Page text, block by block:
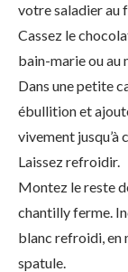
votre saladier au
Cassez le
bain-marie ou au
Dans une petite
ébullition et
vivement jusqu’à
Laissez refroidir.
Montez le reste
chantilly ferme.
blanc refroidi, en
spatule.